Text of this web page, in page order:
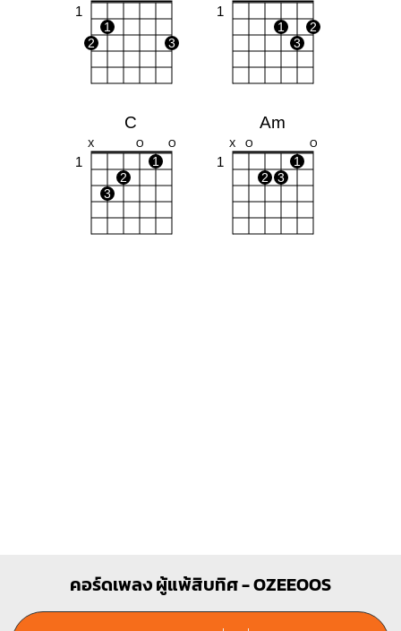
1
1
2
3
1
1
2
3
C
X O O
1
1
2
3
Am
X O O
1
1
2
3
คอร์ดเพลง ผู้แพ้สิบทิศ - OZEEOOS